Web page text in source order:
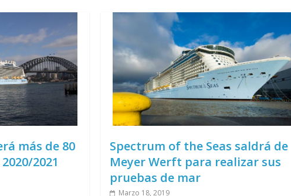
más de 80
2021
Spectrum of the Seas saldrá de
Meyer Werft para realizar sus
pruebas de mar
Marzo 18, 2019